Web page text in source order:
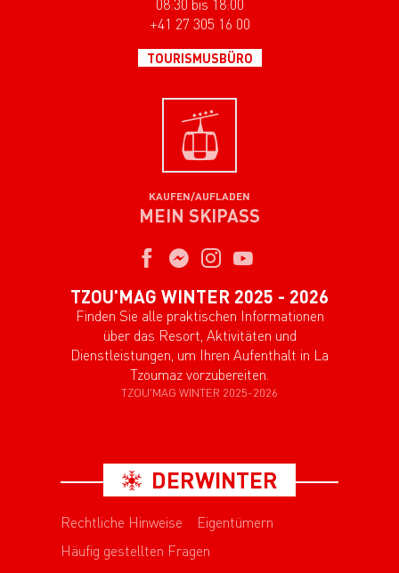
08:30 bis 18:00
+41 27 305 16 00
TOURISMUSBÜRO
KAUFEN/AUFLADEN
MEIN SKIPASS
TZOU'MAG WINTER 2025 - 2026
Finden Sie alle praktischen Informationen
über das Resort, Aktivitäten und
Dienstleistungen, um Ihren Aufenthalt in La
Tzoumaz vorzubereiten.
TZOU'MAG WINTER 2025-2026
DERWINTER
Rechtliche Hinweise
Eigentümern
Häufig gestellten Fragen